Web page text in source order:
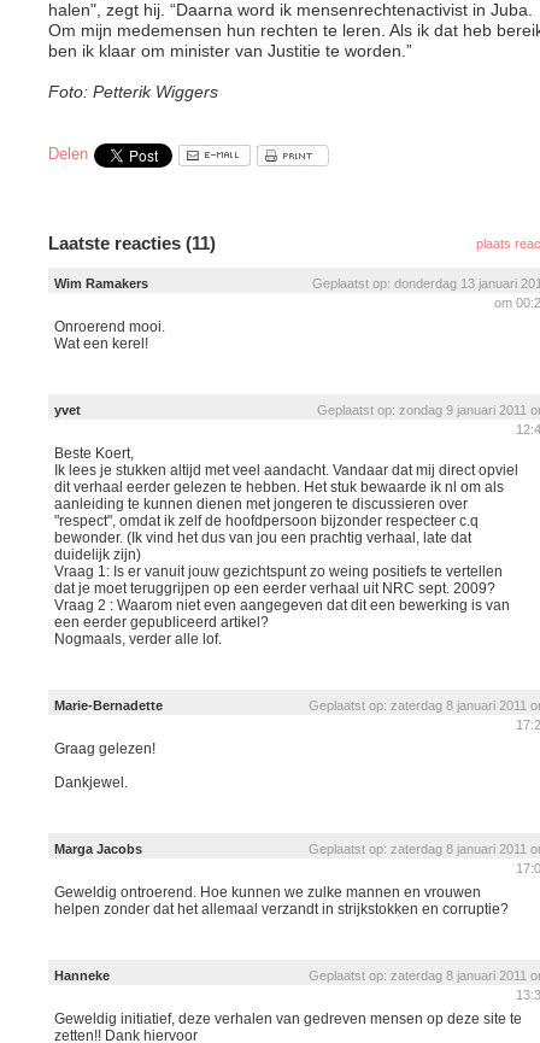
halen", zegt hij. “Daarna word ik mensenrechtenactivist in Juba.
Om mijn medemensen hun rechten te leren. Als ik dat heb
ben ik klaar om minister van Justitie te worden.”
Foto: Petterik Wiggers
Delen
Laatste reacties (11) plaats
Wim Ramakers
Geplaatst op: donderdag 13 januari
om
Onroerend mooi.
Wat een kerel!
yvet
Geplaatst op: zondag 9 januari 2011
Beste Koert,
Ik lees je stukken altijd met veel aandacht. Vandaar dat mij direct opviel
dit verhaal eerder gelezen te hebben. Het stuk bewaarde ik nl om als
aanleiding te kunnen dienen met jongeren te discussieren over
"respect", omdat ik zelf de hoofdpersoon bijzonder respecteer c.q
bewonder. (Ik vind het dus van jou een prachtig verhaal, late dat
duidelijk zijn)
Vraag 1: Is er vanuit jouw gezichtspunt zo weing positiefs te vertellen
dat je moet teruggrijpen op een eerder verhaal uit NRC sept. 2009?
Vraag 2 : Waarom niet even aangegeven dat dit een bewerking is van
een eerder gepubliceerd artikel?
Nogmaals, verder alle lof.
Marie-Bernadette
Geplaatst op: zaterdag 8 januari 2011
Graag gelezen!
Dankjewel.
Marga Jacobs
Geplaatst op: zaterdag 8 januari 2011
Geweldig ontroerend. Hoe kunnen we zulke mannen en vrouwen
helpen zonder dat het allemaal verzandt in strijkstokken en corruptie?
Hanneke
Geplaatst op: zaterdag 8 januari 2011
Geweldig initiatief, deze verhalen van gedreven mensen op deze site te
zetten!! Dank hiervoor